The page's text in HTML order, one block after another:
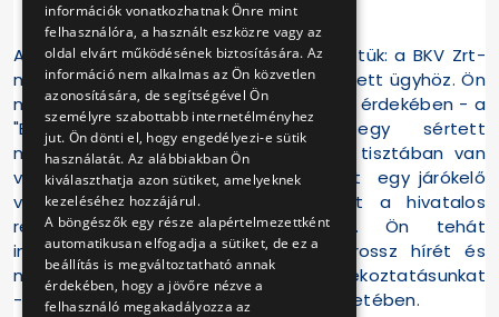
Ahogy azt hivatalos válaszunkban jeleztük: a BKV Zrt-
nek semmi köze nincs az Ön által említett ügyhöz. Ön
mégis - talán a példányszám növelése érdekében - a
"BKV ellenőreinek" tulajdonítja egy sértett
megverését, pedig minden bizonnyal tisztában van
vele, hogy a szakmai válaszunk szerint egy járókelő
verhette meg a sértettet, amelyet a hivatalos
rendőrségi jegyzőkönyv is igazol. Ön tehát
indokolatlanul keltette Társaságunk rossz hírét és
nem vette figyelembe a hivatalos tájékoztatásunkat
- legalábbis a szenzációhajhász cím esetében.
információk vonatkozhatnak Önre mint
felhasználóra, a használt eszközre vagy az
oldal elvárt működésének biztosítására. Az
információ nem alkalmas az Ön közvetlen
azonosítására, de segítségével Ön
személyre szabottabb internetélményhez
jut. Ön dönti el, hogy engedélyezi-e sütik
használatát. Az alábbiakban Ön
kiválaszthatja azon sütiket, amelyeknek
kezeléséhez hozzájárul.
A böngészők egy része alapértelmezettként
automatikusan elfogadja a sütiket, de ez a
beállítás is megváltoztatható annak
érdekében, hogy a jövőre nézve a
felhasználó megakadályozza az